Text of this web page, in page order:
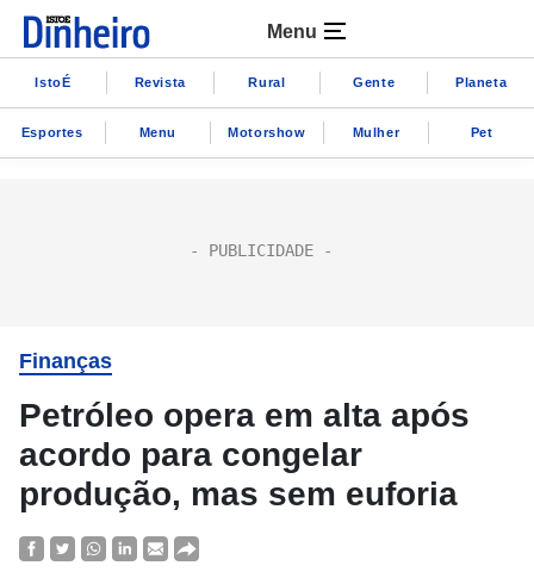
Menu
IstoÉ Revista Rural Gente Planeta
Esportes Menu Motorshow Mulher Pet
Finanças
Petróleo opera em alta após
acordo para congelar
produção, mas sem euforia